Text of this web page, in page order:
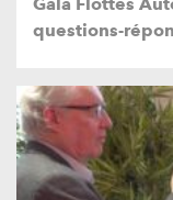
questions-